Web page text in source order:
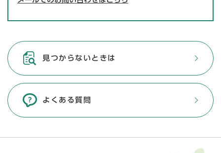
見つからないときは
よくある質問